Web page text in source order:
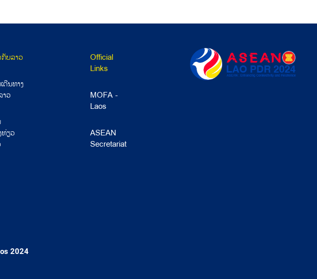
ບລາວ
ດີນທາງ
າວ
ຽວ
Official
Links
MOFA -
Laos
ASEAN
Secretariat
2024